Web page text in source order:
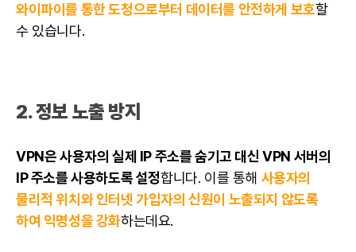
와이파이를 통한 도청으로부터 데이터를 안전하게 보호할
수 있습니다.
2. 정보 노출 방지
VPN은 사용자의 실제 IP 주소를 숨기고 대신 VPN 서버의
IP 주소를 사용하도록 설정합니다. 이를 통해 사용자의
물리적 위치와 인터넷 가입자의 신원이 노출되지 않도록
하여 익명성을 강화하는데요.